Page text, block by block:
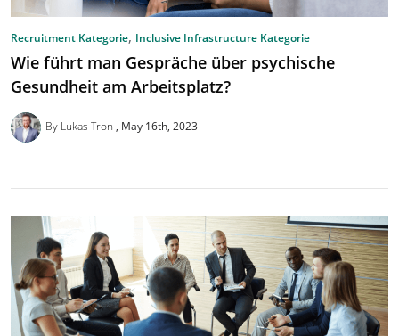
Recruitment Kategorie, Inclusive Infrastructure Kategorie
Wie führt man Gespräche über psychische
Gesundheit am Arbeitsplatz?
By Lukas Tron May 16th, 2023